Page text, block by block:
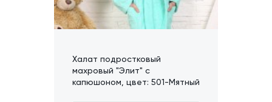
Халат подростковый
махровый "Элит" с
капюшоном, цвет: 501-Мятный